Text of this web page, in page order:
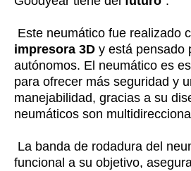
Este neumático fue realizado
impresora 3D y está pensado
autónomos. El neumático es
para ofrecer más seguridad y
manejabilidad, gracias a su
neumáticos son
La banda de rodadura del
funcional a su objetivo,